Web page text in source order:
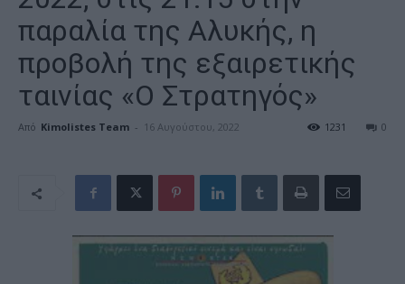
παραλία της Αλυκής, η
προβολή της εξαιρετικής
ταινίας «Ο Στρατηγός»
Από Kimolistes Team - 16 Αυγούστου, 2022 0
1231